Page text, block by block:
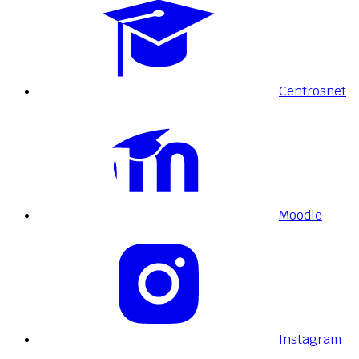
Centrosnet
Moodle
Instagram